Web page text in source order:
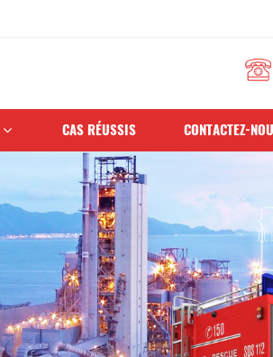
CAS RÉUSSIS CONTACTEZ-